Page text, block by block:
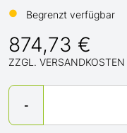
●
Begrenzt verfügbar
874,73 €
ZZGL. VERSANDKOSTEN
-
Menge